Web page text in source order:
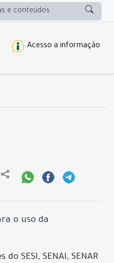
Acesso a informação
o uso da
SESI, SENAI, SENAR